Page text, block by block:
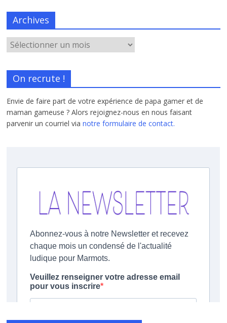
Archives
On recrute !
Envie de faire part de votre expérience de papa gamer et de
maman gameuse ? Alors rejoignez-nous en nous faisant
parvenir un courriel vianotre formulaire de contact.